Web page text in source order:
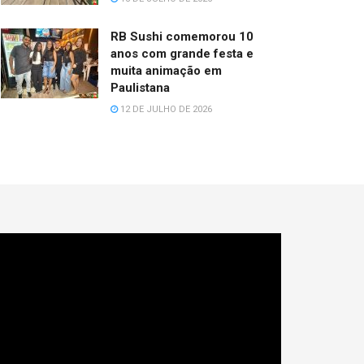
RB Sushi comemorou 10
anos com grande festa e
muita animação em
Paulistana
12 DE JULHO DE 2026